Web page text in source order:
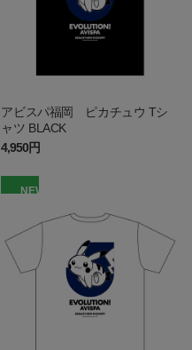
アビスパ福岡 ピカチュウ Tシ
ャツ BLACK
4,950円
NEW